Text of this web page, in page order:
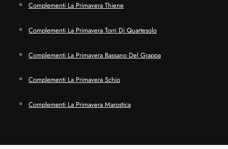
Complementi La Primavera Thiene
Complementi La Primavera Torri Di Quartesolo
Complementi La Primavera Bassano Del Grappa
Complementi La Primavera Schio
Complementi La Primavera Marostica